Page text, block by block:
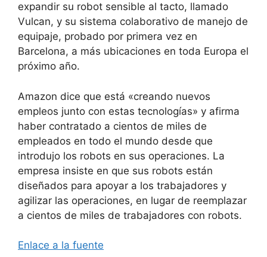
expandir su robot sensible al tacto, llamado
Vulcan, y su sistema colaborativo de manejo de
equipaje, probado por primera vez en
Barcelona, ​​a más ubicaciones en toda Europa el
próximo año.
Amazon dice que está «creando nuevos
empleos junto con estas tecnologías» y afirma
haber contratado a cientos de miles de
empleados en todo el mundo desde que
introdujo los robots en sus operaciones. La
empresa insiste en que sus robots están
diseñados para apoyar a los trabajadores y
agilizar las operaciones, en lugar de reemplazar
a cientos de miles de trabajadores con robots.
Enlace a la fuente